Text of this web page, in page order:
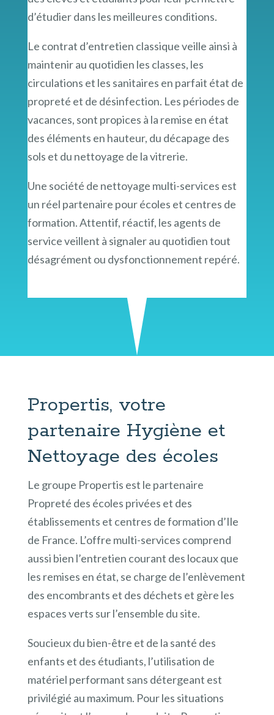
d’étudier dans les meilleures conditions.
Le contrat d’entretien classique veille ainsi à
maintenir au quotidien les classes, les
circulations et les sanitaires en parfait état de
propreté et de désinfection. Les périodes de
vacances, sont propices à la remise en état
des éléments en hauteur, du décapage des
sols et du nettoyage de la vitrerie.
Une société de nettoyage multi-services est
un réel partenaire pour écoles et centres de
formation. Attentif, réactif, les agents de
service veillent à signaler au quotidien tout
désagrément ou dysfonctionnement repéré.
Propertis, votre
partenaire Hygiène et
Nettoyage des écoles
Le groupe Propertis est le partenaire
Propreté des écoles privées et des
établissements et centres de formation d’Ile
de France. L’offre multi-services comprend
aussi bien l’entretien courant des locaux que
les remises en état, se charge de l’enlèvement
des encombrants et des déchets et gère les
espaces verts sur l’ensemble du site.
Soucieux du bien-être et de la santé des
enfants et des étudiants, l’utilisation de
matériel performant sans détergeant est
privilégié au maximum. Pour les situations